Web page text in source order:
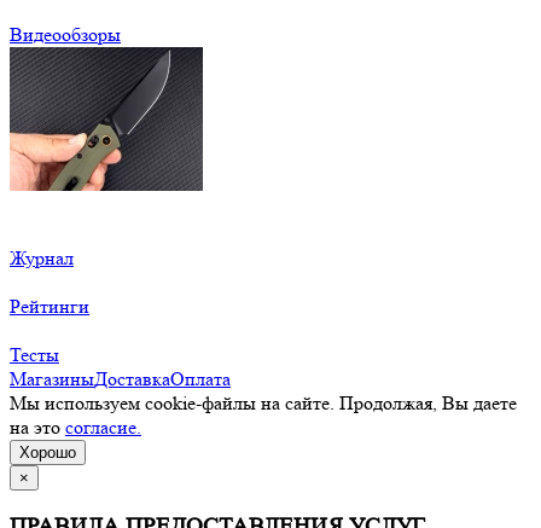
Видеообзоры
Журнал
Рейтинги
Тесты
МагазиныДоставкаОплата
Мы используем cookie-файлы на сайте. Продолжая, Вы даете
на это согласие.
Хорошо
×